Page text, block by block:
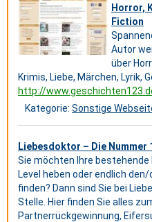
Horror,
Fiction
Autor
über
Krimis, Liebe, Märchen, Lyrik,
http://
Kategorie: Sonstige
Liebesdoktor – Die Nummer
Sie möchten Ihre
Level heben oder endlich
finden? Dann sind Sie bei
Stelle. Hier finden Sie alles
Partnerrückgewinnung,